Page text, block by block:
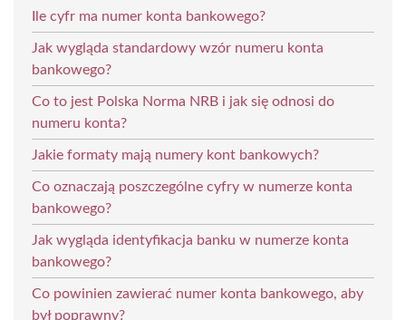
Ile cyfr ma numer konta bankowego?
Jak wygląda standardowy wzór numeru konta
bankowego?
Co to jest Polska Norma NRB i jak się odnosi do
numeru konta?
Jakie formaty mają numery kont bankowych?
Co oznaczają poszczególne cyfry w numerze konta
bankowego?
Jak wygląda identyfikacja banku w numerze konta
bankowego?
Co powinien zawierać numer konta bankowego, aby
był poprawny?